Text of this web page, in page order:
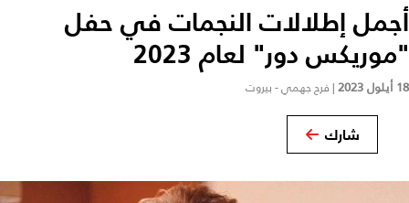
أجمل إطلالات النجمات في حفل
"موريكس دور" لعام 2023
18 أيلول 2023 | فرح جهمي - بيروت
شارك